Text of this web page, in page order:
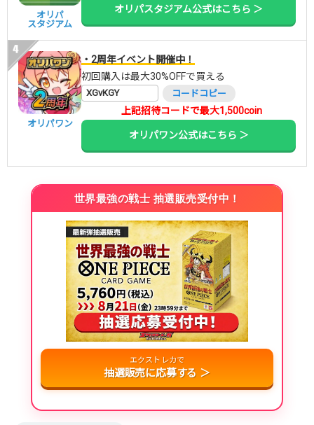
オリパ
スタジアム
オリパスタジアム公式はこちら ＞
オリパワン
・2周年イベント開催中！
初回購入は最大30%OFFで買える
XGvKGY コードコピー
上記招待コードで最大1,500coin
オリパワン公式はこちら ＞
世界最強の戦士 抽選販売受付中！
エクストレカで
抽選販売に応募する ＞